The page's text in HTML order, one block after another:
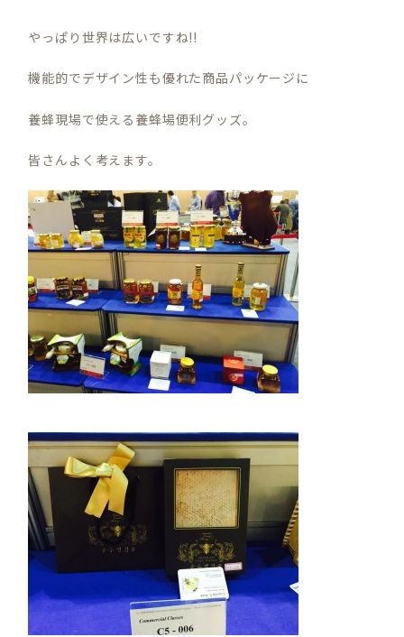
やっぱり世界は広いですね!!
機能的でデザイン性も優れた商品パッケージに
養蜂現場で使える養蜂場便利グッズ。
皆さんよく考えます。